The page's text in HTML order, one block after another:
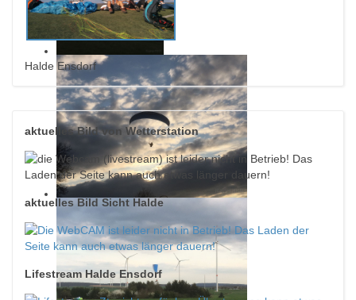
Halde Ensdorf
aktuelles Bild von Wetterstation
aktuelles Bild Sicht Halde
Lifestream Halde Ensdorf